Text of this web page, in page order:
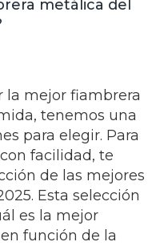
metálica del
la mejor fiambrera
tenemos una
para elegir. Para
facilidad, te
de las mejores
Esta selección
es la mejor
función de la